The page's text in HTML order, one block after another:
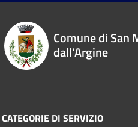
Comune di San
dall'Argine
CATEGORIE DI SERVIZIO